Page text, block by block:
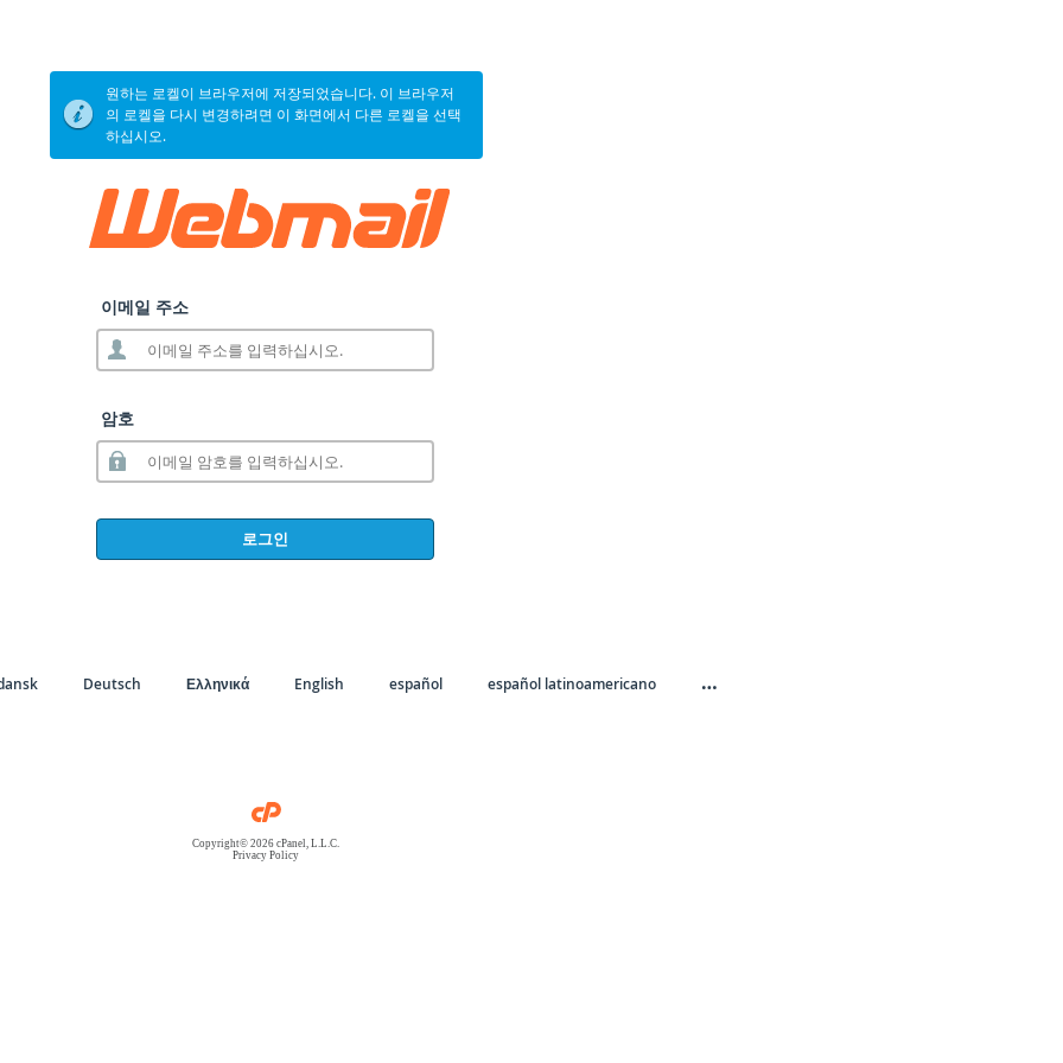
원하는 로켈이 브라우저에 저장되었습니다. 이 브라우저
의 로켈을 다시 변경하려면 이 화면에서 다른 로켈을 선택
하십시오.
이메일 주소
암호
로그인
Deutsch Ελληνικά English español español latinoamericano …
Copyright© 2026 cPanel, L.L.C.
Privacy Policy